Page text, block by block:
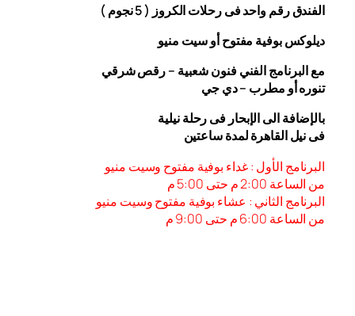
الفندق رقم واحد فى رحلات الكروز ( 5 نجوم )
ديلوكس بوفية مفتوح أو سيت منيو
مع البرنامج الفني فنون شعبية – رقص شرقي
تنوره أو مطرب – دي جي
بالإضافة الى الإبحار فى رحلة نيلية
فى نيل القاهرة لمدة ساعتين
البرنامج الأول : غداء بوفية مفتوح وسيت منيو
من الساعة 2:00 م حتى 5:00 م
البرنامج الثاني : عشاء بوفية مفتوح وسيت منيو
من الساعة 6:00
م حتى 9:00 م